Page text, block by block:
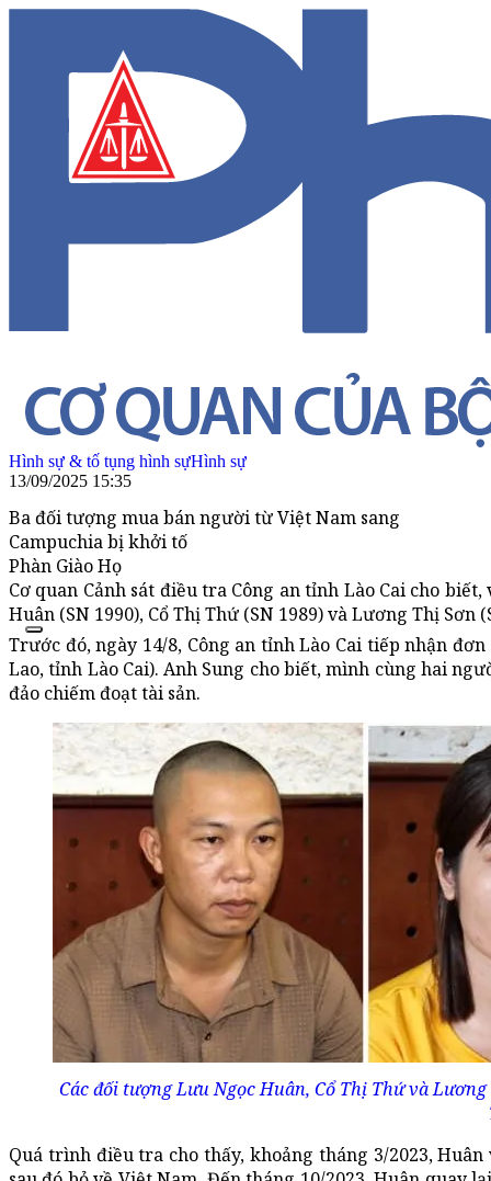
Hình sự & tố tụng hình sựHình sự
13/09/2025 15:35
Ba đối tượng mua bán người từ Việt Nam sang
Campuchia bị khởi tố
Phàn Giào Họ
Cơ quan Cảnh sát điều tra Công an tỉnh Lào Cai cho
Huân (SN 1990), Cổ Thị Thứ (SN 1989) và Lương Thị
Trước đó, ngày 14/8, Công an tỉnh Lào Cai tiếp nhận
Lao, tỉnh Lào Cai). Anh Sung cho biết, mình cùng hai
đảo chiếm đoạt tài sản.
Các đối tượng Lưu Ngọc Huân, Cổ Thị Thứ và
Quá trình điều tra cho thấy, khoảng tháng 3/2023,